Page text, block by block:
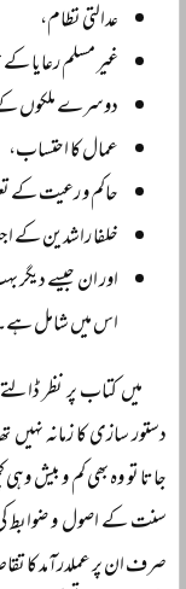
عدالتی نظام،
غیر مسلم رعایا
دوسرے ملکوں
عمال کا احتساب،
حاکم و رعیت کے
خلفا راشدین کے
اور ان جیسے دیگر
اس میں شامل
میں کتاب پر نظر
دستور سازی کا زمانہ نہیں
جاتا تو وہ بھی کم و بیش
سنت کے اصول و ضوابط کی
صرف ان پر عملدرآمد کا